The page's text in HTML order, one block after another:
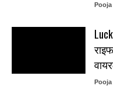
Pooja
Pooja